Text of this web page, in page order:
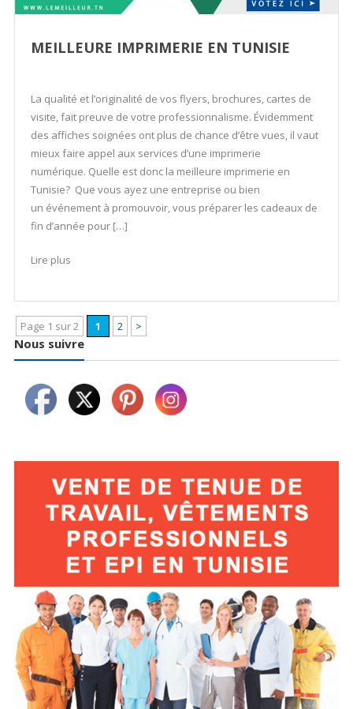
MEILLEURE IMPRIMERIE EN TUNISIE
La qualité et l’originalité de vos flyers, brochures, cartes de
visite, fait preuve de votre professionnalisme. Évidemment
des affiches soignées ont plus de chance d’être vues, il vaut
mieux faire appel aux services d’une imprimerie
numérique. Quelle est donc la meilleure imprimerie en
Tunisie? Que vous ayez une entreprise ou bien
un événement à promouvoir, vous préparer les cadeaux de
fin d’année pour […]
Lire plus
Page 1 sur 2 1 2 >
Nous suivre